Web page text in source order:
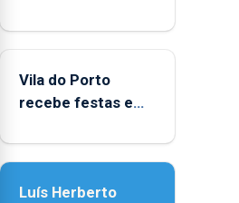
de
entre
as
e
as
18h00.
de Vila do Porto
Vila do Porto
recebe festas em
Senhora da
Luís Herberto